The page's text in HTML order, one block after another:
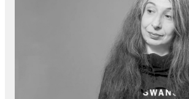
«Биомимикрия и генеративное